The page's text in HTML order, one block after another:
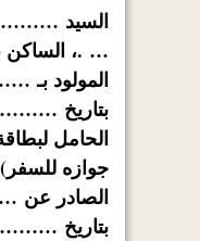
السيد
… .، الساكن
المولود بـ
بتاريخ
الحامل
جوازه
الصادر عن
بتاريخ ………